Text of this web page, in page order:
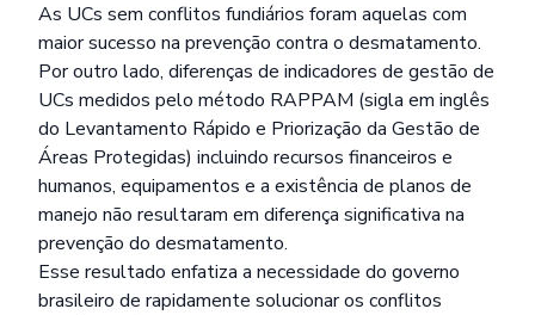
As UCs sem conflitos fundiários foram aquelas com
maior sucesso na prevenção contra o desmatamento.
Por outro lado, diferenças de indicadores de gestão de
UCs medidos pelo método RAPPAM (sigla em inglês
do Levantamento Rápido e Priorização da Gestão de
Áreas Protegidas) incluindo recursos financeiros e
humanos, equipamentos e a existência de planos de
manejo não resultaram em diferença significativa na
prevenção do desmatamento.
Esse resultado enfatiza a necessidade do governo
brasileiro de rapidamente solucionar os conflitos